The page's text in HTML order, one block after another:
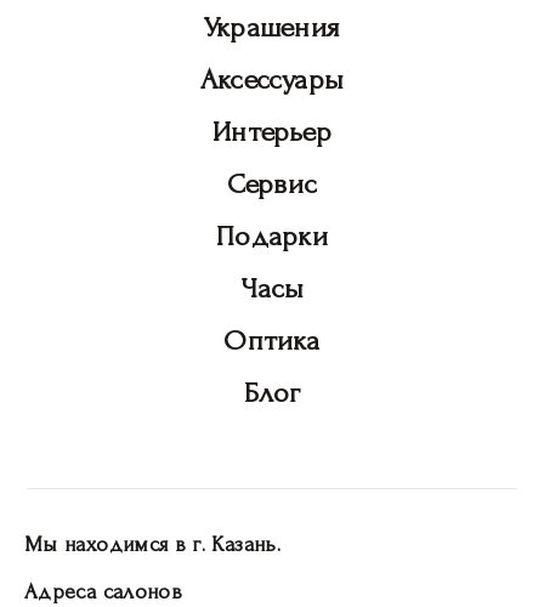
Украшения
Аксессуары
Интерьер
Сервис
Подарки
Часы
Оптика
Блог
Мы находимся в г. Казань.
Адреса салонов